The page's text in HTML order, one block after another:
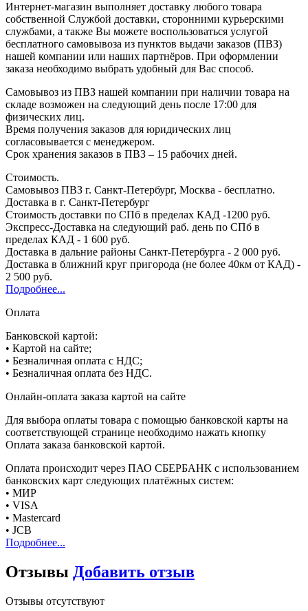
Интернет-магазин выполняет доставку любого товара
собственной Службой доставки, сторонними курьерскими
службами, а также Вы можете воспользоваться услугой
бесплатного самовывоза из пунктов выдачи заказов (ПВЗ)
нашей компании или наших партнёров. При оформлении
заказа необходимо выбрать удобный для Вас способ.
Самовывоз из ПВЗ нашей компании при наличии товара на
складе возможен на следующий день после 17:00 для
физических лиц.
Время получения заказов для юридических лиц
согласовывается с менеджером.
Срок хранения заказов в ПВЗ – 15 рабочих дней.
Стоимость.
Самовывоз ПВЗ г. Санкт-Петербург, Москва - бесплатно.
Доставка в г. Санкт-Петербург
Стоимость доставки по СПб в пределах КАД -1200 руб.
Экспресс-Доставка на следующий раб. день по СПб в
пределах КАД - 1 600 руб.
Доставка в дальние районы Санкт-Петербурга - 2 000 руб.
Доставка в ближний круг пригорода (не более 40км от КАД) -
2 500 руб.
Подробнее...
Оплата
Банковской картой:
• Картой на сайте;
• Безналичная оплата с НДС;
• Безналичная оплата без НДС.
Онлайн-оплата заказа картой на сайте
Для выбора оплаты товара с помощью банковской карты на
соответствующей странице необходимо нажать кнопку
Оплата заказа банковской картой.
Оплата происходит через ПАО СБЕРБАНК с использованием
банковских карт следующих платёжных систем:
• МИР
• VISA
• Mastercard
• JCB
Подробнее...
Отзывы Добавить отзыв
Отзывы отсутствуют